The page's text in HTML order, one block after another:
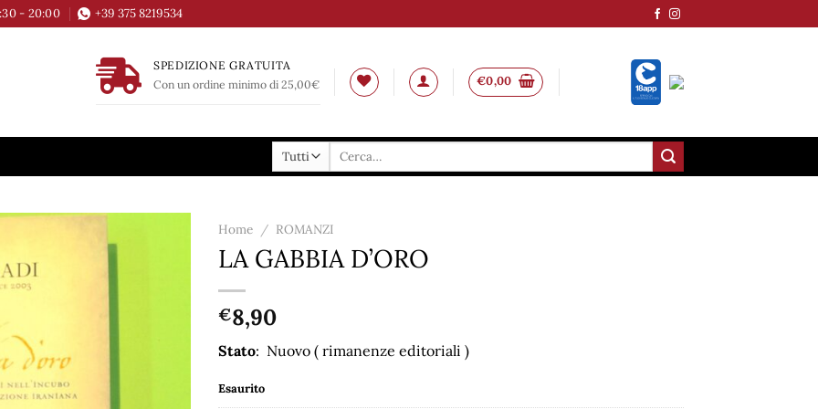
- 20:00 +39 375 8219534
SPEDIZIONE GRATUITA
Con un ordine minimo di 25,00€
€0,00
Cerca:
Home / ROMANZI
LA GABBIA D’ORO
€8,90
Stato: Nuovo ( rimanenze editoriali )
Esaurito